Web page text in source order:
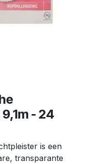
- 24
is een
transparante